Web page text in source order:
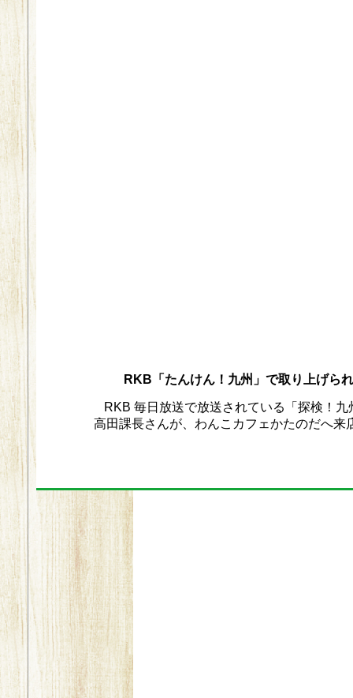
RKB「たんけん！九州」で取り上げら
RKB 毎日放送で放送されている「探検！九
高田課長さんが、わんこカフェかたのだへ来